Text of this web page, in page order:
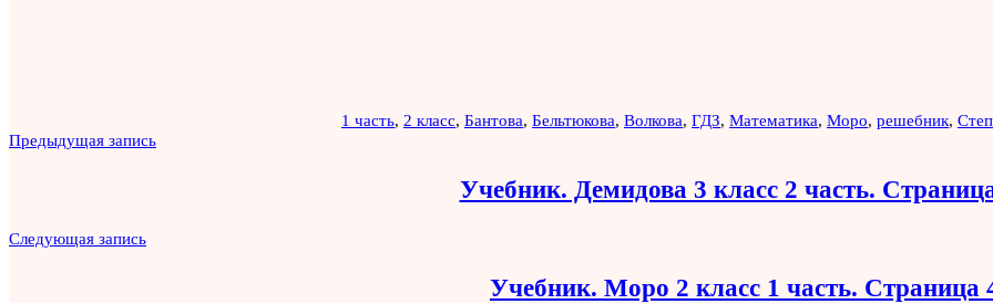
1 часть, 2 класс, Бантова, Бельтюкова, Волкова, ГДЗ, Математика, Моро, решебник,
Навигация
Предыдущая запись
Учебник. Демидова 3 класс 2 часть.
Следующая запись
Учебник. Моро 2 класс 1 часть. Страница